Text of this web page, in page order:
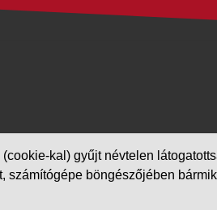
kal) gyűjt névtelen
böngészőjében